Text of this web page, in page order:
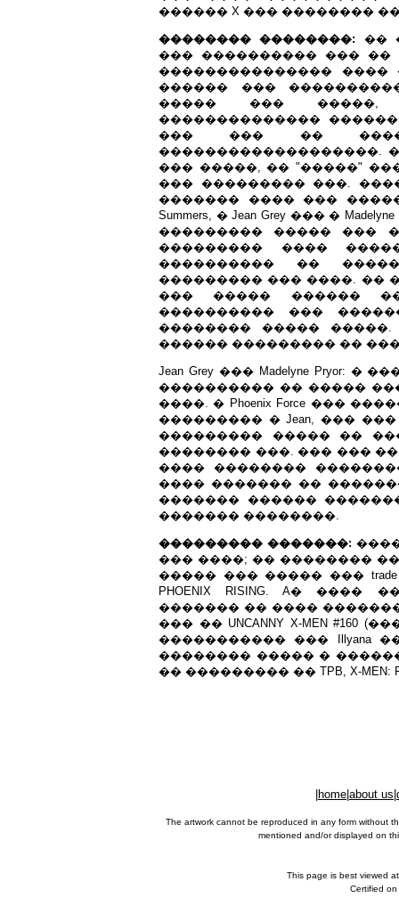
������ X ��� ��������
�������� ��������: ��
��� ���������� ��� ��
��������������� ����
������ ���
����� ��� �����,
��������������
��� ��� ��
�������������������.
��� �����, �� "�����"
��� ��������� ���.
������� ���� ���
Summers, � Jean Grey ��� �
��������� ����� ���
��������� ����
���������� ��
��������� ��� ����. ��
��� ����� ������
���������� ���
�������� �����
������ ��������� ��
Jean Grey ��� Madelyne
���������� �� �����
����. � Phoenix Force ���
��������� � Jean, ��� ���
��������� ����� ��
�������� ���. ��� ��� ��
���� ��������
���� ������� ��
������� ������
������� ��������.
��������� �������:
��� ����; �� ��������
����� ��� ����� ��� trade
PHOENIX RISING. A�
������� �� ���� ��������,
��� �� UNCANNY X-MEN
����������� ��� Illyana
�������� ����� �
�� ��������� �� TPB, X-MEN:
home about us
The artwork cannot be reproduced in any form without
mentioned and/or displayed on
This page is best viewed
Certified on